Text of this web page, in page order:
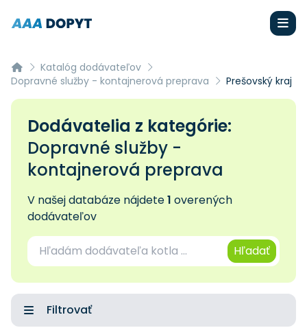
Katalóg dodávateľov
Dopravné služby - kontajnerová preprava
Prešovský kraj
Dodávatelia z kategórie:
Dopravné služby -
kontajnerová preprava
V našej databáze nájdete1 overených
dodávateľov
Hľadať
Filtrovať